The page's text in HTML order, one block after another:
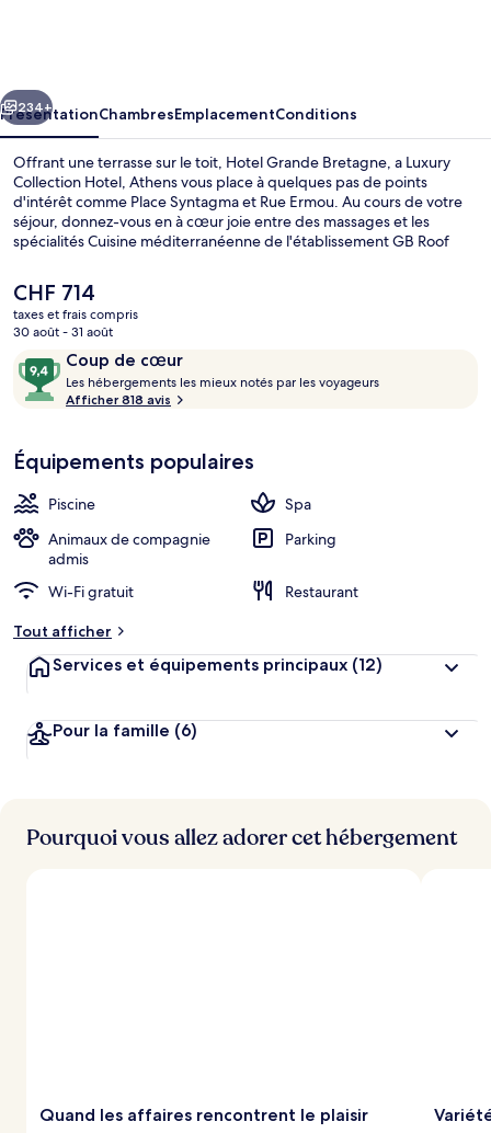
Luxury
Collection
Hotel,
Athens
Suivant
234+
PrésentationChambresEmplacementConditions
Offrant une terrasse sur le toit, Hotel Grande Bretagne, a Luxury
Collection Hotel, Athens vous place à quelques pas de points
d'intérêt comme Place Syntagma et Rue Ermou. Au cours de votre
séjour, donnez-vous en à cœur joie entre des massages et les
spécialités Cuisine méditerranéenne de l'établissement GB Roof
déjeuner et le dîner. Cet hôtel de luxe abrite en outre 2
bars/lounges, un bar en bord de piscine et une salle de fitness. Les
autres voyageurs sont séduits par le personnel attentionné et la
présentation générale. Les transports publics sont rapidement
accessibles à pied : Station de métro Sýntagma se situe à quelques
pas et Station de métro Panépistimio, à 8 min de marche à peine.
Le
prix
actuel
de
CHF 714.
CHF 714
taxes et frais compris
30 août - 31 août
Avis
voyageurs
Coup de cœur
9,4
sur
10,
cœur
Les hébergements les mieux notés par les voyageurs
t
l
e
u
Afficher 818 avis
Équipements populaires
Piscine
Spa
Animaux de compagnie
admis
Parking
Wi-Fi gratuit
Restaurant
Tout afficher
Services et équipements principaux (12)
Pour la famille (6)
Pourquoi vous allez adorer cet hébergement
Quand les affaires rencontrent le plaisir